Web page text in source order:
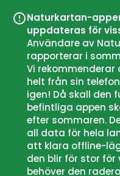
Naturkartan-
uppdateras för
Användare av
rapporterar i
Vi
helt från sin
igen! Då skall den
befintliga appen
efter sommaren.
all data för hela
att klara offline-
den blir för stor
behöver den